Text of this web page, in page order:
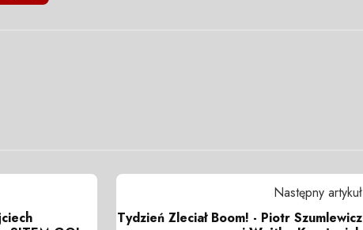
Następny artykuł
Tydzień Zleciał Boom! - Piotr Szumlewicz